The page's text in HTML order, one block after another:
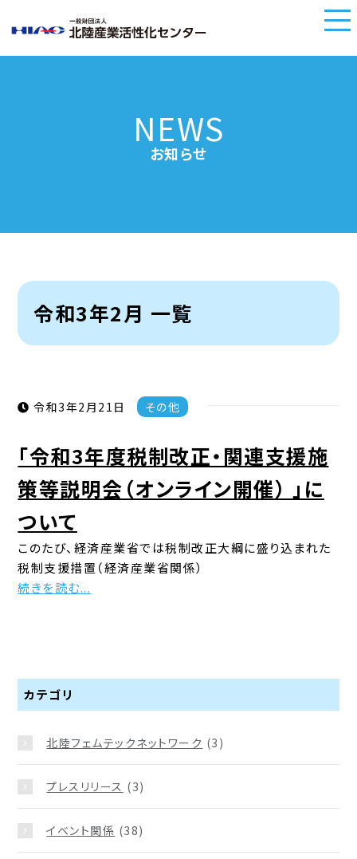
NEWS
お知らせ
令和3年2月 一覧
令和3年2月21日 その他
「令和3年度税制改正・関連支援施
策等説明会（オンライン開催） 」に
ついて
このたび、経済産業省では税制改正大綱に盛り込まれた
税制支援措置（経済産業省関係）
続きを読む...
カテゴリ
北陸フェムテックネットワーク (3)
プレスリリース (3)
イベント関係 (38)